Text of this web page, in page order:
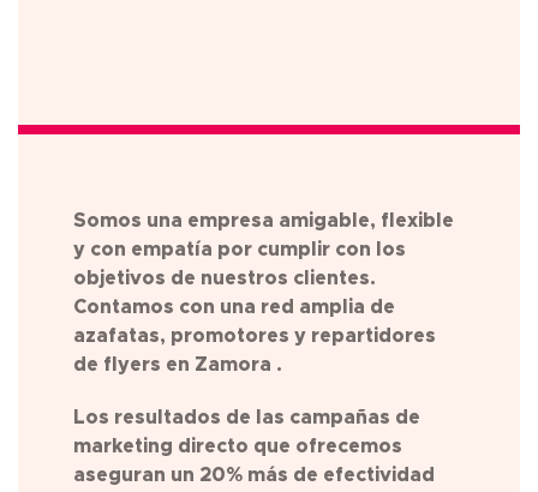
Somos una empresa amigable, flexible
y con empatía por cumplir con los
objetivos de nuestros clientes.
Contamos con una red amplia de
azafatas, promotores y repartidores
de flyers en Zamora .
Los resultados de las campañas de
marketing directo que ofrecemos
aseguran un 20% más de efectividad